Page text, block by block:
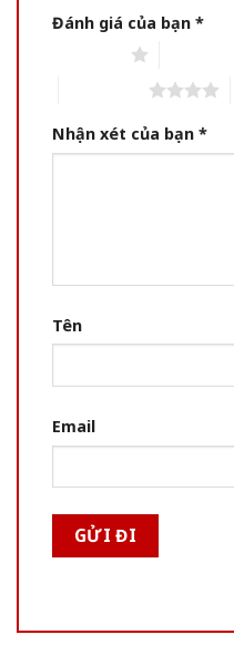
Đánh giá của bạn *
Nhận xét của bạn *
Tên
Email